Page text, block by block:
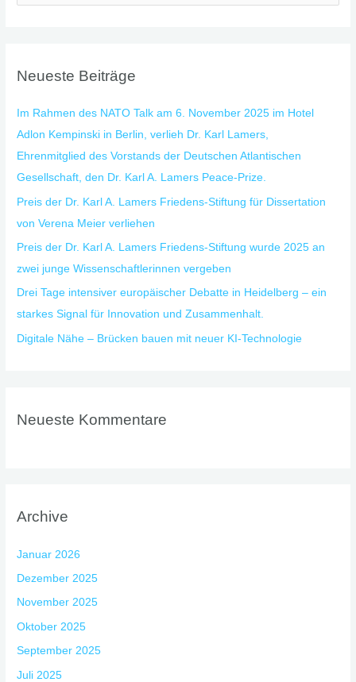
e
n
a
c
h
:
Neueste Beiträge
Im Rahmen des NATO Talk am 6. November 2025 im Hotel
Adlon Kempinski in Berlin, verlieh Dr. Karl Lamers,
Ehrenmitglied des Vorstands der Deutschen Atlantischen
Gesellschaft, den Dr. Karl A. Lamers Peace-Prize.
Preis der Dr. Karl A. Lamers Friedens-Stiftung für Dissertation
von Verena Meier verliehen
Preis der Dr. Karl A. Lamers Friedens-Stiftung wurde 2025 an
zwei junge Wissenschaftlerinnen vergeben
Drei Tage intensiver europäischer Debatte in Heidelberg – ein
starkes Signal für Innovation und Zusammenhalt.
Digitale Nähe – Brücken bauen mit neuer KI-Technologie
Neueste Kommentare
Archive
Januar 2026
Dezember 2025
November 2025
Oktober 2025
September 2025
Juli 2025